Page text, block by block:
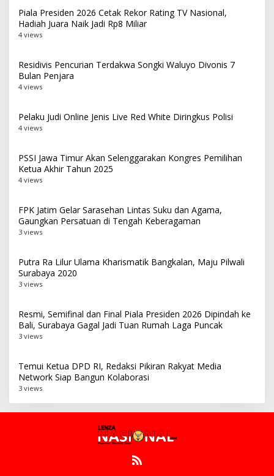
Piala Presiden 2026 Cetak Rekor Rating TV Nasional,
Hadiah Juara Naik Jadi Rp8 Miliar
4 views
Residivis Pencurian Terdakwa Songki Waluyo Divonis 7
Bulan Penjara
4 views
Pelaku Judi Online Jenis Live Red White Diringkus Polisi
4 views
PSSI Jawa Timur Akan Selenggarakan Kongres Pemilihan
Ketua Akhir Tahun 2025
4 views
FPK Jatim Gelar Sarasehan Lintas Suku dan Agama,
Gaungkan Persatuan di Tengah Keberagaman
3 views
Putra Ra Lilur Ulama Kharismatik Bangkalan, Maju Pilwali
Surabaya 2020
3 views
Resmi, Semifinal dan Final Piala Presiden 2026 Dipindah ke
Bali, Surabaya Gagal Jadi Tuan Rumah Laga Puncak
3 views
Temui Ketua DPD RI, Redaksi Pikiran Rakyat Media
Network Siap Bangun Kolaborasi
3 views